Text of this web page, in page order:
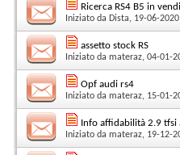
Ricerca RS4 B5 in
Iniziato da Dista, 19-06-
assetto stock RS
Iniziato da materaz, 04-01-
Opf audi rs4
Iniziato da materaz, 15-01-
Info affidabilità 2.9 tfsi
Iniziato da materaz, 19-12-